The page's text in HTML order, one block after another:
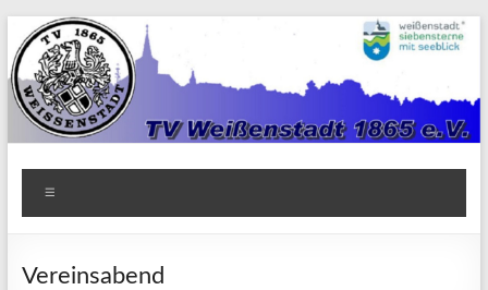
Zum
Inhalt
springen
TV
1865
Weißenstadt
Vereinsabend